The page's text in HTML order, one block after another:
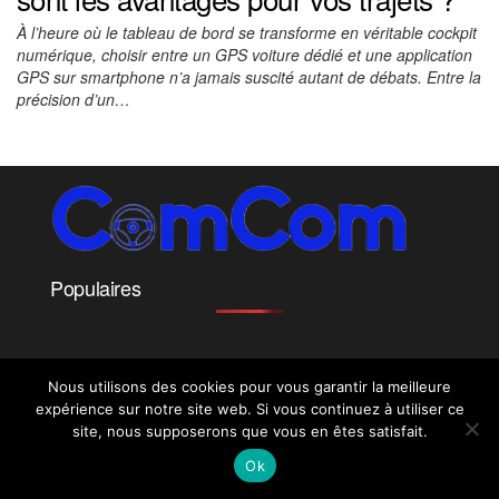
À l’heure où le tableau de bord se transforme en véritable cockpit
numérique, choisir entre un GPS voiture dédié et une application
GPS sur smartphone n’a jamais suscité autant de débats. Entre la
précision d’un…
Populaires
ComCom - Tous droits reservés|Copyright © 2026
Nous utilisons des cookies pour vous garantir la meilleure
expérience sur notre site web. Si vous continuez à utiliser ce
site, nous supposerons que vous en êtes satisfait.
Ok